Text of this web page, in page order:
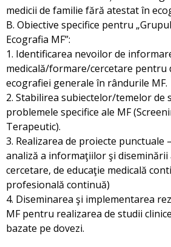
medicii de familie fără atestat în
B. Obiective specifice pentru
Ecografia MF”:
1. Identificarea nevoilor de
medicală/formare/cercetare pentru
ecografiei generale în rândurile MF.
2. Stabilirea subiectelor/temelor de
problemele specifice ale MF
Terapeutic).
3. Realizarea de proiecte punctuale
analiză a informaţiilor şi diseminării
cercetare, de educaţie medicală
profesională continuă)
4. Diseminarea şi implementarea
MF pentru realizarea de studii
bazate pe dovezi.